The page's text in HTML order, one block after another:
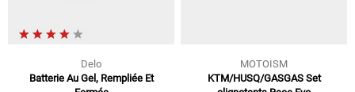
Delo
Batterie Au Gel, Rempliée Et
MOTOISM
KTM/HUSQ/GASGAS Set